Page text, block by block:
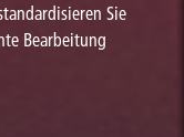
Sie
Bearbeitung